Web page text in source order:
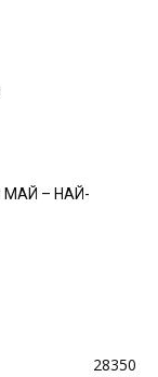
МАЙ – НАЙ-
28350